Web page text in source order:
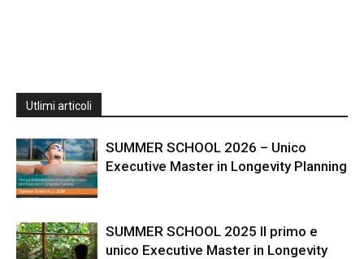
Utlimi articoli
SUMMER SCHOOL 2026 – Unico
Executive Master in Longevity Planning
SUMMER SCHOOL 2025 Il primo e
unico Executive Master in Longevity